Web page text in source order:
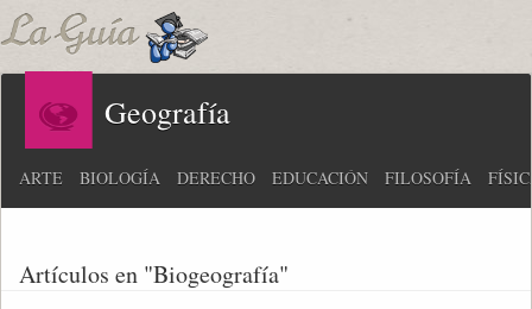
Geografía
ARTE BIOLOGÍA DERECHO EDUCACIÓN FILOSOFÍA
Artículos en "Biogeografía"